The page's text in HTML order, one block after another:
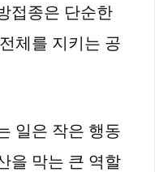
접종은 단순한
체를 지키는 공
일은 작은 행동
을 막는 큰 역할